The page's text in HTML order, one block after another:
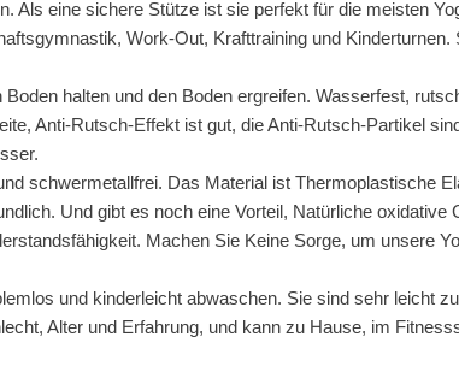
Als eine sichere Stütze ist sie perfekt für die meisten
Work-Out, Krafttraining und Kinderturnen.
halten und den Boden ergreifen. Wasserfest,
Anti-Rutsch-Effekt ist gut, die Anti-Rutsch-Partikel
schwermetallfrei. Das Material ist Thermoplastische
Und gibt es noch eine Vorteil, Natürliche oxidative
Machen Sie Keine Sorge, um unsere
und kinderleicht abwaschen. Sie sind sehr leicht
Alter und Erfahrung, und kann zu Hause, im